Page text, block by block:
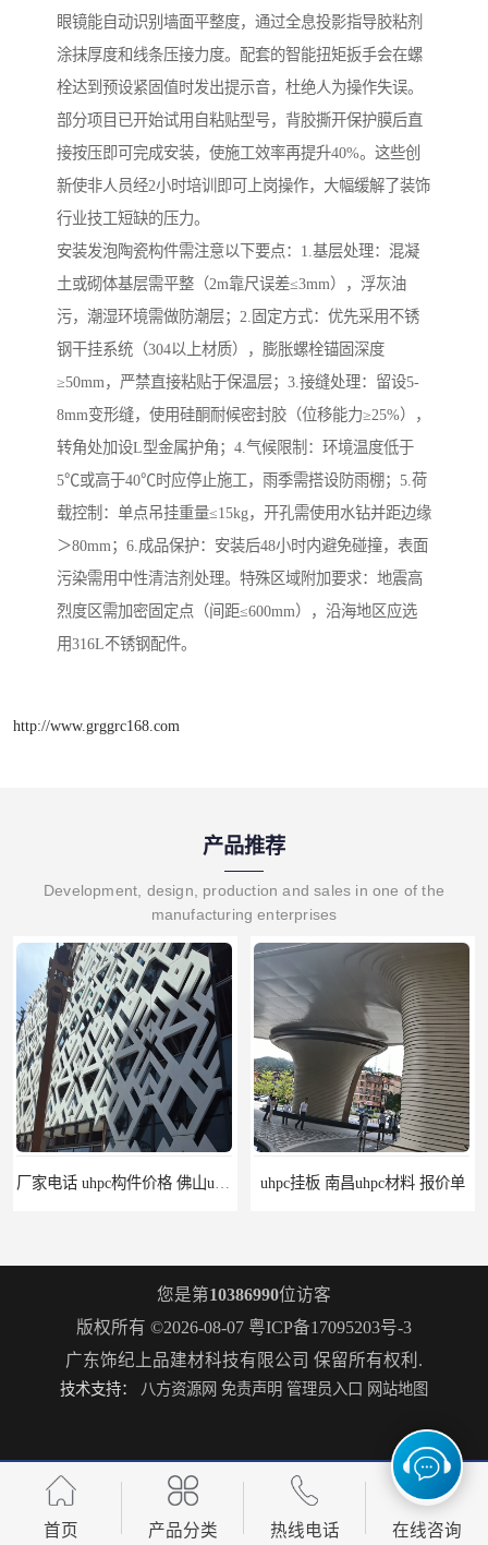
眼镜能自动识别墙面平整度，通过全息投影指导胶粘剂
涂抹厚度和线条压接力度。配套的智能扭矩扳手会在螺
栓达到预设紧固值时发出提示音，杜绝人为操作失误。
部分项目已开始试用自粘贴型号，背胶撕开保护膜后直
接按压即可完成安装，使施工效率再提升40%。这些创
新使非人员经2小时培训即可上岗操作，大幅缓解了装饰
行业技工短缺的压力。
安装发泡陶瓷构件需注意以下要点：1.基层处理：混凝
土或砌体基层需平整（2m靠尺误差≤3mm），浮灰油
污，潮湿环境需做防潮层；2.固定方式：优先采用不锈
钢干挂系统（304以上材质），膨胀螺栓锚固深度
≥50mm，严禁直接粘贴于保温层；3.接缝处理：留设5-
8mm变形缝，使用硅酮耐候密封胶（位移能力≥25%），
转角处加设L型金属护角；4.气候限制：环境温度低于
5℃或高于40℃时应停止施工，雨季需搭设防雨棚；5.荷
载控制：单点吊挂重量≤15kg，开孔需使用水钻并距边缘
＞80mm；6.成品保护：安装后48小时内避免碰撞，表面
污染需用中性清洁剂处理。特殊区域附加要求：地震高
烈度区需加密固定点（间距≤600mm），沿海地区应选
用316L不锈钢配件。
http://www.grggrc168.com
产品推荐
Development, design, production and sales in one of the
manufacturing enterprises
uhpc挂板 南昌uhpc材料 报价单 构件grc 联系方式 佛山grc吊顶厂家
惠州grc生产厂家 grc欧式构件 20年行业经验 grc水泥构件 湛江grc墙板生产商 生产安装一条龙
您是第10386990位访客
版权所有 ©2026-08-07 粤ICP备17095203号-3
广东饰纪上品建材科技有限公司 保留所有权利.
技术支持： 八方资源网 免责声明 管理员入口 网站地图
首页 产品分类 热线电话 在线咨询